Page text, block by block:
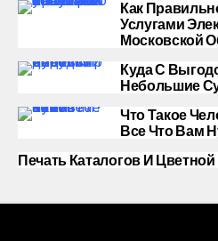
Как
Услугами
Московской
Куда С
Небольшие
Что Такое
Все Что Вам
Печать Каталогов И